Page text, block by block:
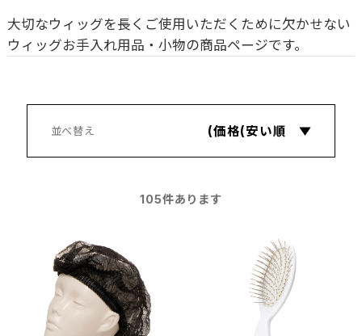
大切なウィッグを長くご使用いただくために欠かせない
ウィッグお手入れ用品・小物の商品ページです。
105件あります